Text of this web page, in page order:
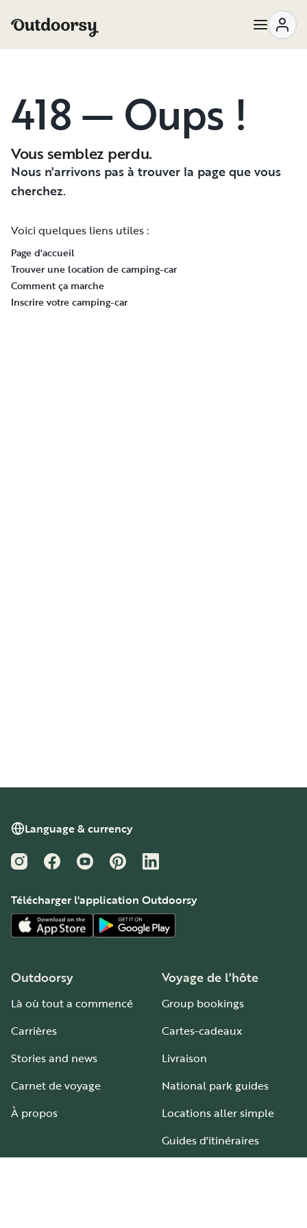
418 — Oups !
Vous semblez perdu.
Nous n'arrivons pas à trouver la page que vous
cherchez.
Voici quelques liens utiles :
Page d'accueil
Trouver une location de camping-car
Comment ça marche
Inscrire votre camping-car
Language & currency
InstagramFacebookYouTubePinterestLinkedIn
Télécharger l'application Outdoorsy
Outdoorsy
Là où tout a commencé
Carrières
Stories and news
Carnet de voyage
À propos
Voyage de l'hôte
Group bookings
Cartes-cadeaux
Livraison
National park guides
Locations aller simple
Guides d'itinéraires